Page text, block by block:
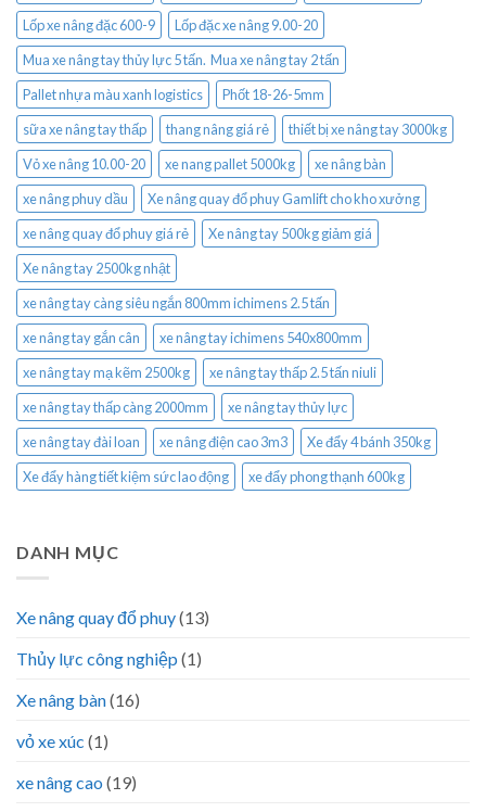
Lốp xe nâng đặc 600-9
Lốp đặc xe nâng 9.00-20
Mua xe nâng tay thủy lực 5 tấn. Mua xe nâng tay 2 tấn
Pallet nhựa màu xanh logistics
Phốt 18-26-5mm
sữa xe nâng tay thấp
thang nâng giá rẻ
thiết bị xe nâng tay 3000kg
Vỏ xe nâng 10.00-20
xe nang pallet 5000kg
xe nâng bàn
xe nâng phuy dầu
Xe nâng quay đổ phuy Gamlift cho kho xưởng
xe nâng quay đổ phuy giá rẻ
Xe nâng tay 500kg giảm giá
Xe nâng tay 2500kg nhật
xe nâng tay càng siêu ngắn 800mm ichimens 2.5 tấn
xe nâng tay gắn cân
xe nâng tay ichimens 540x800mm
xe nâng tay mạ kẽm 2500kg
xe nâng tay thấp 2.5 tấn niuli
xe nâng tay thấp càng 2000mm
xe nâng tay thủy lực
xe nâng tay đài loan
xe nâng điện cao 3m3
Xe đẩy 4 bánh 350kg
Xe đẩy hàng tiết kiệm sức lao động
xe đẩy phong thạnh 600kg
DANH MỤC
Xe nâng quay đổ phuy(13)
Thủy lực công nghiệp (1)
Xe nâng bàn(16)
vỏ xe xúc (1)
xe nâng cao (19)